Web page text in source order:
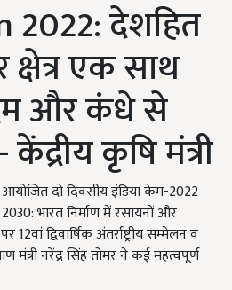
2022: देशहित
एक साथ
और कंधे से
कृषि मंत्री
दो दिवसीय इंडिया केम-2022
भारत निर्माण में रसायनों और
द्विवार्षिक अंतर्राष्ट्रीय सम्मेलन व
मंत्री नरेंद्र सिंह तोमर ने कई महत्वपूर्ण